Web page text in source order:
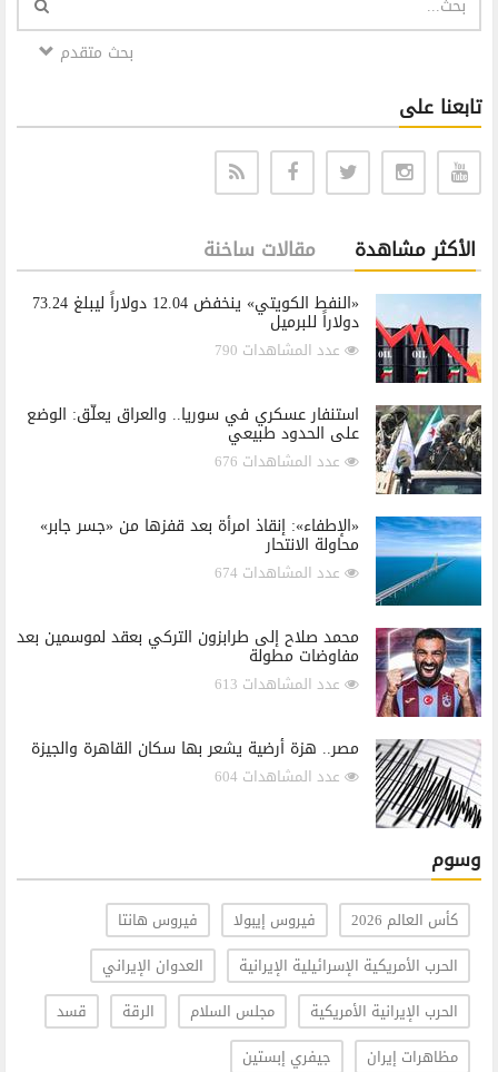
بحث متقدم
تابعنا على
الأكثر مشاهدة مقالات ساخنة
«النفط الكويتي» ينخفض 12.04 دولاراً ليبلغ 73.24
دولاراً للبرميل
عدد المشاهدات 790
استنفار عسكري في سوريا.. والعراق يعلّق: الوضع
على الحدود طبيعي
عدد المشاهدات 676
«الإطفاء»: إنقاذ امرأة بعد قفزها من «جسر جابر»
محاولة الانتحار
عدد المشاهدات 674
محمد صلاح إلى طرابزون التركي بعقد لموسمين بعد
مفاوضات مطولة
عدد المشاهدات 613
مصر.. هزة أرضية يشعر بها سكان القاهرة والجيزة
عدد المشاهدات 604
وسوم
كأس العالم 2026 فيروس إيبولا
فيروس هانتا
الحرب الأمريكية الإسرائيلية الإيرانية
العدوان الإيراني
الحرب الإيرانية الأمريكية
مجلس السلام الرقة
قسد
مظاهرات إيران
جيفري إبستين